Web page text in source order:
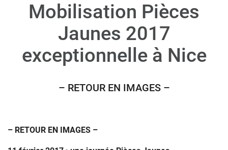
Donateurs
Presse
Mobilisation Pièces
Jaunes 2017
exceptionnelle à Nice
– RETOUR EN IMAGES –
– RETOUR EN IMAGES –